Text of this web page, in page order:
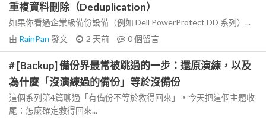
重複資料刪除（Deduplication）
如果你看過企業級備份設備（例如 Dell PowerProtect DD 系列）...
由 RainPan 發文 2 天前 0個留言
# [Backup] 備份界最常被跳過的一步：還原演練，以及
為什麼「沒演練過的備份」等於沒備份
這個系列第4篇聊過「有備份不等於救得回來」，今天把這個主題收
尾：怎麼確定救得回來...